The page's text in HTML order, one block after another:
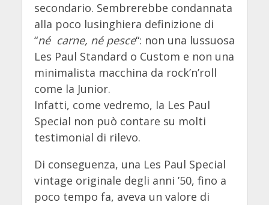
secondario. Sembrerebbe condannata
alla poco lusinghiera definizione di
“né carne, né pesce“: non una lussuosa
Les Paul Standard o Custom e non una
minimalista macchina da rock’n’roll
come la Junior.
Infatti, come vedremo, la Les Paul
Special non può contare su molti
testimonial di rilevo.
Di conseguenza, una Les Paul Special
vintage originale degli anni ’50, fino a
poco tempo fa, aveva un valore di